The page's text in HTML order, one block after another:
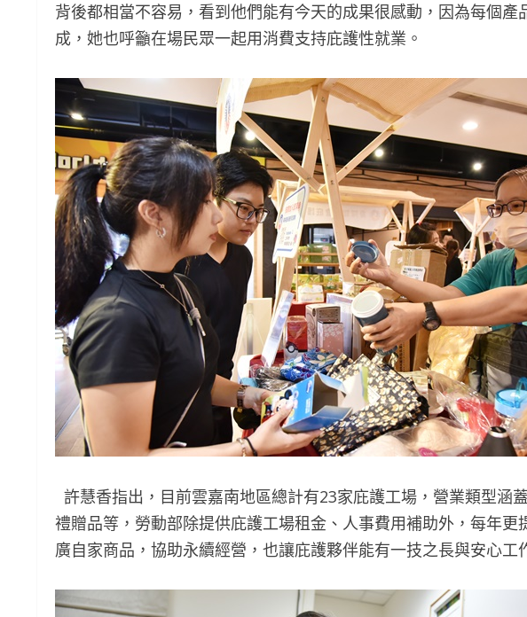
背後都相當不容易，看到他們能有今天的成果很感動，因為每個
成，她也呼籲在場民眾一起用消費支持庇護性就業。
許慧香指出，目前雲嘉南地區總計有23家庇護工場，營業類型涵
禮贈品等，勞動部除提供庇護工場租金、人事費用補助外，每年
廣自家商品，協助永續經營，也讓庇護夥伴能有一技之長與安心工